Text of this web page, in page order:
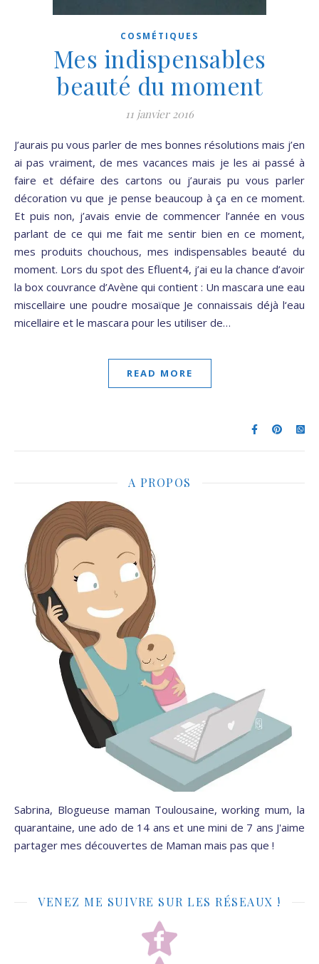
COSMÉTIQUES
Mes indispensables
beauté du moment
11 janvier 2016
J’aurais pu vous parler de mes bonnes résolutions mais j’en
ai pas vraiment, de mes vacances mais je les ai passé à
faire et défaire des cartons ou j’aurais pu vous parler
décoration vu que je pense beaucoup à ça en ce moment.
Et puis non, j’avais envie de commencer l’année en vous
parlant de ce qui me fait me sentir bien en ce moment,
mes produits chouchous, mes indispensables beauté du
moment. Lors du spot des Efluent4, j’ai eu la chance d’avoir
la box couvrance d’Avène qui contient : Un mascara une eau
miscellaire une poudre mosaïque Je connaissais déjà l‘eau
micellaire et le mascara pour les utiliser de…
READ MORE
A PROPOS
Sabrina, Blogueuse maman Toulousaine, working mum, la
quarantaine, une ado de 14 ans et une mini de 7 ans J'aime
partager mes découvertes de Maman mais pas que !
VENEZ ME SUIVRE SUR LES RÉSEAUX !